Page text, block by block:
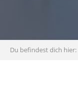
Du befindest dich hier: